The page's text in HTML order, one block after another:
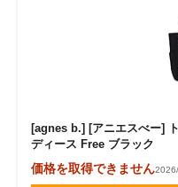
[agnes b.] [アニエスべー]
ディース Free ブラック
価格を取得できません